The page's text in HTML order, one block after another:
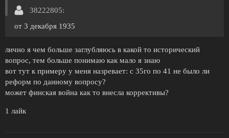
38222805:
от 3 декабря 1935
лично я чем больше заглубляюсь в какой то исторический
вопрос, тем больше понимаю как мало я знаю
вот тут к примеру у меня назревает: с 35го по 41 не было ли
реформ по данному вопросу?
может финская война как то внесла коррективы?
1 лайк